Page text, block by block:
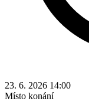
23. 6. 2026 14:00
Místo konání